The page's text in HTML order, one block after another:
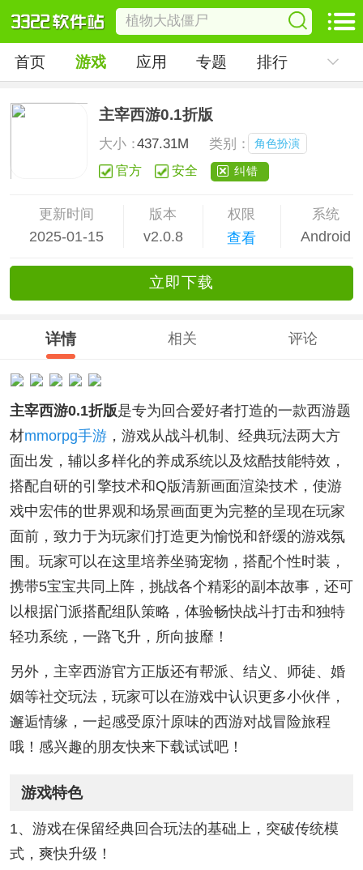
首页 游戏 应用 专题 排行
主宰西游0.1折版
大小：437.31M 类别： 角色扮演
官方 安全 纠错
更新时间
2025-01-15
版本
v2.0.8
权限
查看
系统
Android
立即下载
详情 相关 评论
主宰西游0.1折版是专为回合爱好者打造的一款西游题
材mmorpg手游，游戏从战斗机制、经典玩法两大方
面出发，辅以多样化的养成系统以及炫酷技能特效，
搭配自研的引擎技术和Q版清新画面渲染技术，使游
戏中宏伟的世界观和场景画面更为完整的呈现在玩家
面前，致力于为玩家们打造更为愉悦和舒缓的游戏氛
围。玩家可以在这里培养坐骑宠物，搭配个性时装，
携带5宝宝共同上阵，挑战各个精彩的副本故事，还可
以根据门派搭配组队策略，体验畅快战斗打击和独特
轻功系统，一路飞升，所向披靡！
另外，主宰西游官方正版还有帮派、结义、师徒、婚
姻等社交玩法，玩家可以在游戏中认识更多小伙伴，
邂逅情缘，一起感受原汁原味的西游对战冒险旅程
哦！感兴趣的朋友快来下载试试吧！
游戏特色
1、游戏在保留经典回合玩法的基础上，突破传统模
式，爽快升级！